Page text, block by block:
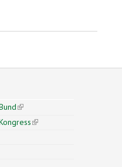
(link is external)
(link is external)